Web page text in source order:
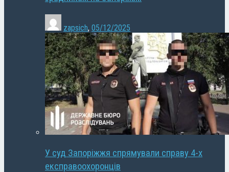
zapsich, 05/12/2025
У суд Запоріжжя спрямували справу 4-х
експравоохоронців